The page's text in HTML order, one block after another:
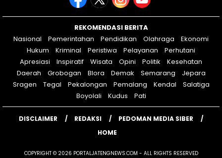
REKOMENDASI BERITA
Nasional
Pemerintahan Pendidikan Olahraga
Ekonomi
Hukum
Kriminal Peristiwa Pelayanan
Perhutani
Apresiasi
Inspiratif Wisata Opini Politik
Kesehatan
Daerah
Grobogan Blora Demak Semarang
Jepara
Sragen
Tegal Pekalongan Pemalang Kendal
Salatiga
Boyolali
Kudus Pati
DISCLAIMER REDAKSI
PEDOMAN MEDIA SIBER
HOME
COPYRIGHT © 2026 PORTALJATENGNEWS.COM - ALL RIGHTS RESERVED